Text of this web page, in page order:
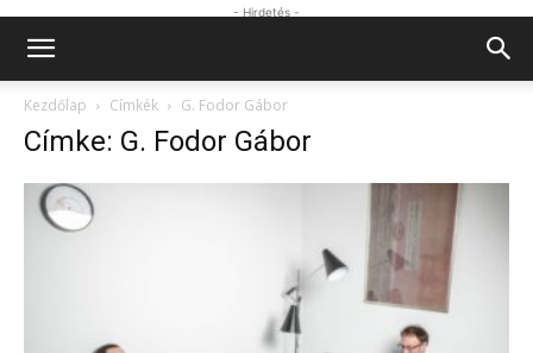
- Hirdetés -
Kezdőlap Címkék G. Fodor Gábor
Címke: G. Fodor Gábor